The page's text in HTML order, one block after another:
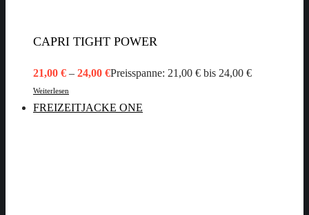
CAPRI TIGHT POWER
21,00 € – 24,00 €Preisspanne: 21,00 € bis 24,00 €
Weiterlesen
FREIZEITJACKE ONE